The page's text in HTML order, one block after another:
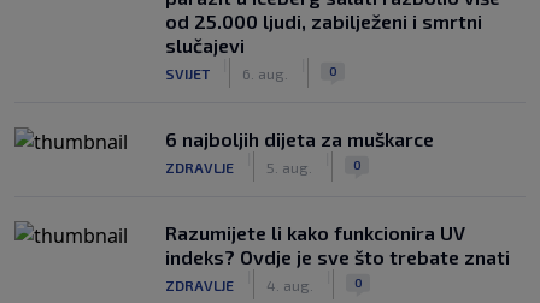
od 25.000 ljudi, zabilježeni i smrtni
slučajevi
SVIJET 6. aug. 0
6 najboljih dijeta za muškarce
ZDRAVLJE 5. aug. 0
Razumijete li kako funkcionira UV
indeks? Ovdje je sve što trebate znati
ZDRAVLJE 4. aug. 0